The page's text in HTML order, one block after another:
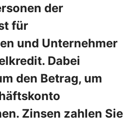
der
für
und Unternehmer
Dabei
den Betrag, um
Zinsen zahlen Sie